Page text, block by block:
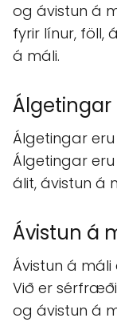
og ávistun á
fyrir línur, föll,
á máli.
Álgetingar
Álgetingar
Álgetingar
álit, ávistun á
Ávistun á
Ávistun á máli
Við er
og ávistun á